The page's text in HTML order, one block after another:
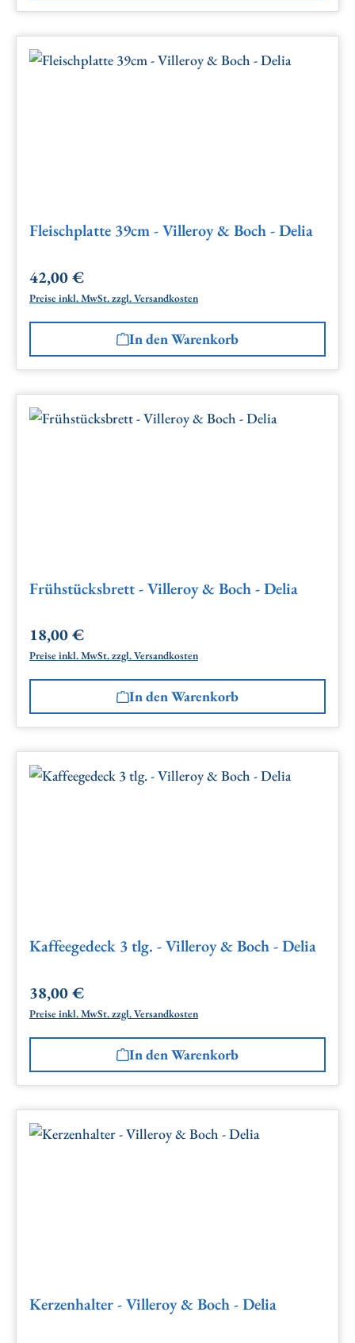
Fleischplatte 39cm - Villeroy & Boch - Delia
Regulärer Preis:
42,00 €
Preise inkl. MwSt. zzgl. Versandkosten
In den Warenkorb
Frühstücksbrett - Villeroy & Boch - Delia
Regulärer Preis:
18,00 €
Preise inkl. MwSt. zzgl. Versandkosten
In den Warenkorb
Kaffeegedeck 3 tlg. - Villeroy & Boch - Delia
Regulärer Preis:
38,00 €
Preise inkl. MwSt. zzgl. Versandkosten
In den Warenkorb
Kerzenhalter - Villeroy & Boch - Delia